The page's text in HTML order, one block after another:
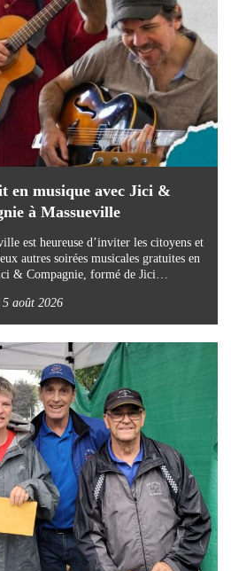
en musique avec Jici &
à Massueville
est heureuse d’inviter les citoyens et
autres soirées musicales gratuites en
& Compagnie, formé de Jici…
5 août 2026